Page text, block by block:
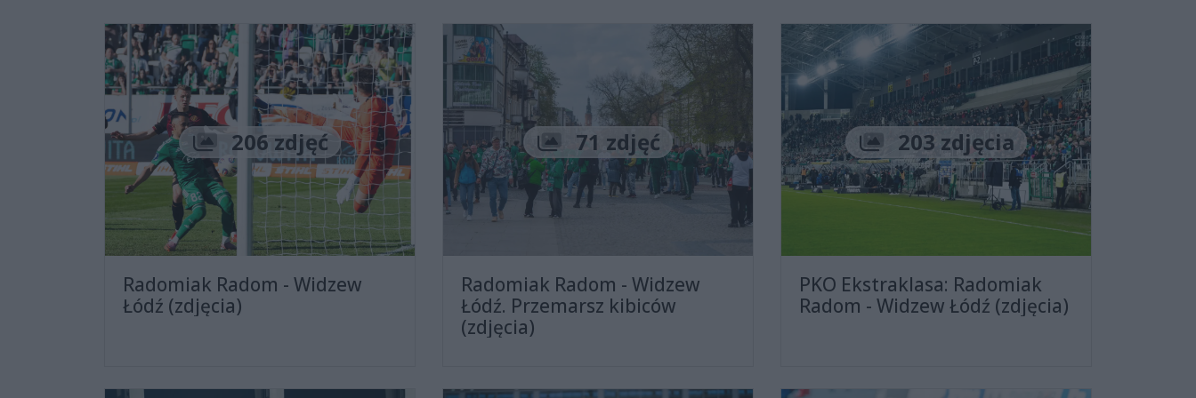
Liczba zdjęć
206 zdjęć
Radomiak Radom - Widzew
Łódź (zdjęcia)
Liczba zdjęć
71 zdjęć
Radomiak Radom - Widzew
Łódź. Przemarsz kibiców
(zdjęcia)
Liczba zdjęć
203 zdjęcia
PKO Ekstraklasa: Radomiak
Radom - Widzew Łódź (zdjęcia)